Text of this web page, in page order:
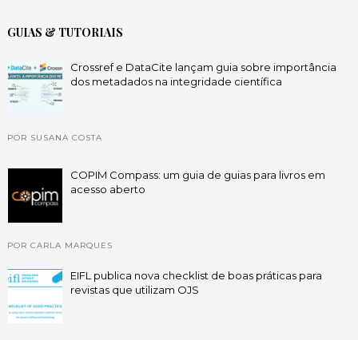
GUIAS & TUTORIAIS
Crossref e DataCite lançam guia sobre importância
dos metadados na integridade científica
POR SUSANA COSTA
COPIM Compass: um guia de guias para livros em
acesso aberto
POR CARLA MARQUES
EIFL publica nova checklist de boas práticas para
revistas que utilizam OJS